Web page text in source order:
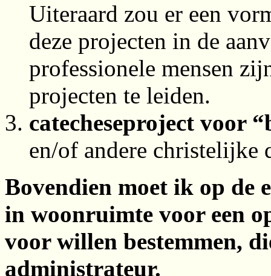
Uiteraard zou er een
deze projecten in de
professionele mensen
projecten te leiden.
catecheseproject voor
en/of andere christelijke
Bovendien moet ik op de
in woonruimte voor een
voor willen bestemmen,
administrateur.